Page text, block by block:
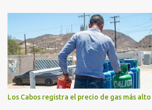
datos correspondientes al cierre de marzo y
abril revelan que adquirir el paquete de los
esenciales alcanzó un precio de 942.50 pesos
. Este monto fue detectado específicamente
Bodega Aurrera ubicado en el
superando la barrera de los 910 pesos
el gobierno federal en el Paquete Contra la
(PACIC). Dentro del análisis por zonas
Los Cabos registra el precio de gas más